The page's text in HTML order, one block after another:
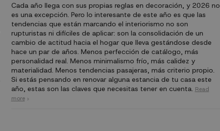
Cada año llega con sus propias reglas en decoración, y 2026 no
es una excepción. Pero lo interesante de este año es que las
tendencias que están marcando el interiorismo no son
rupturistas ni difíciles de aplicar: son la consolidación de un
cambio de actitud hacia el hogar que lleva gestándose desde
hace un par de años. Menos perfección de catálogo, más
personalidad real. Menos minimalismo frío, más calidez y
materialidad. Menos tendencias pasajeras, más criterio propio.
Si estás pensando en renovar alguna estancia de tu casa este
año, estas son las claves que necesitas tener en cuenta. Read
more